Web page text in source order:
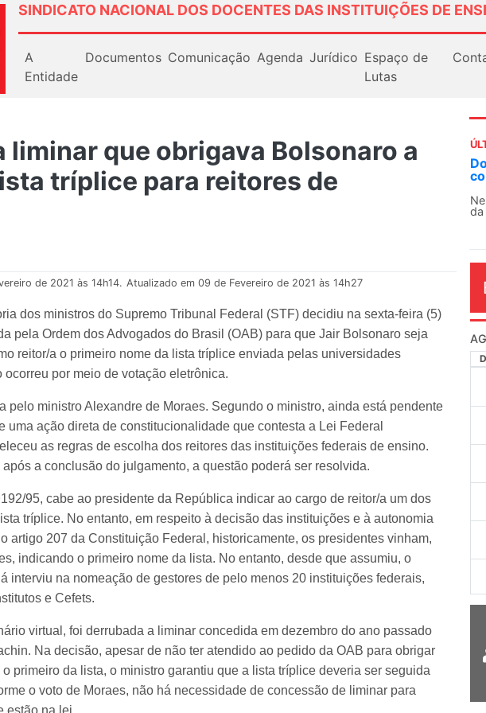
SINDICATO NACIONAL DOS DOCENTES DAS INSTITUIÇÕES DE
A
Entidade
Documentos Comunicação Agenda Jurídico Espaço de
Lutas
liminar que obrigava Bolsonaro a
tríplice para reitores de
de 2021 às 14h14. Atualizado em 09 de Fevereiro de 2021 às 14h27
dos ministros do Supremo Tribunal Federal (STF) decidiu na sexta-feira (5)
pela Ordem dos Advogados do Brasil (OAB) para que Jair Bolsonaro seja
reitor/a o primeiro nome da lista tríplice enviada pelas universidades
ocorreu por meio de votação eletrônica.
pelo ministro Alexandre de Moraes. Segundo o ministro, ainda está pendente
uma ação direta de constitucionalidade que contesta a Lei Federal
as regras de escolha dos reitores das instituições federais de ensino.
após a conclusão do julgamento, a questão poderá ser resolvida.
95, cabe ao presidente da República indicar ao cargo de reitor/a um dos
tríplice. No entanto, em respeito à decisão das instituições e à autonomia
artigo 207 da Constituição Federal, historicamente, os presidentes vinham,
indicando o primeiro nome da lista. No entanto, desde que assumiu, o
interviu na nomeação de gestores de pelo menos 20 instituições federais,
e Cefets.
virtual, foi derrubada a liminar concedida em dezembro do ano passado
Na decisão, apesar de não ter atendido ao pedido da OAB para obrigar
primeiro da lista, o ministro garantiu que a lista tríplice deveria ser seguida
o voto de Moraes, não há necessidade de concessão de liminar para
estão na lei.
Docentes paralisam novamente as atividades
contra as políticas de Milei na Argentina
O